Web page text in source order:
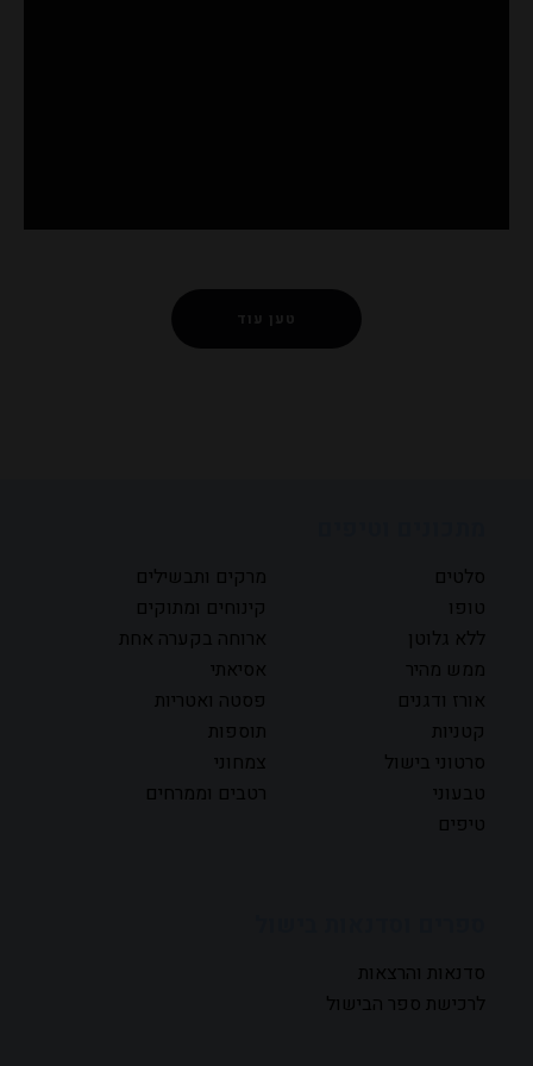
טען עוד
סלטים
מרקים ותבשילים
טופו
קינוחים ומתוקים
ללא גלוטן
ארוחה בקערה אחת
ממש מהיר
אסיאתי
אורז ודגנים
פסטה ואטריות
קטניות
תוספות
סרטוני בישול
צמחוני
טבעוני
רטבים וממרחים
טיפים
סדנאות והרצאות
לרכישת ספר הבישול